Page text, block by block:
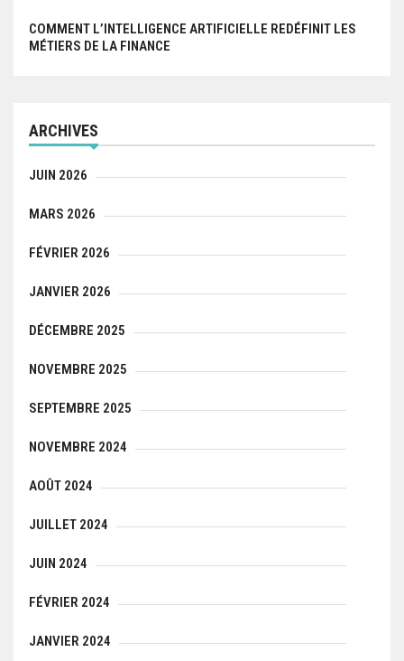
COMMENT L’INTELLIGENCE ARTIFICIELLE REDÉFINIT LES
MÉTIERS DE LA FINANCE
ARCHIVES
JUIN 2026
MARS 2026
FÉVRIER 2026
JANVIER 2026
DÉCEMBRE 2025
NOVEMBRE 2025
SEPTEMBRE 2025
NOVEMBRE 2024
AOÛT 2024
JUILLET 2024
JUIN 2024
FÉVRIER 2024
JANVIER 2024